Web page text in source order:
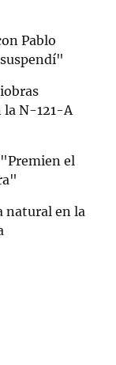
Pablo
la N-121-A
"Premien el
natural en la